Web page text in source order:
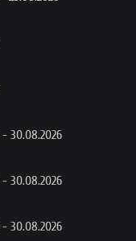
- 30.08.2026
- 30.08.2026
- 30.08.2026